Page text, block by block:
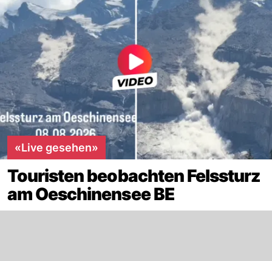
«Live gesehen»
Touristen beobachten Felssturz
am Oeschinensee BE